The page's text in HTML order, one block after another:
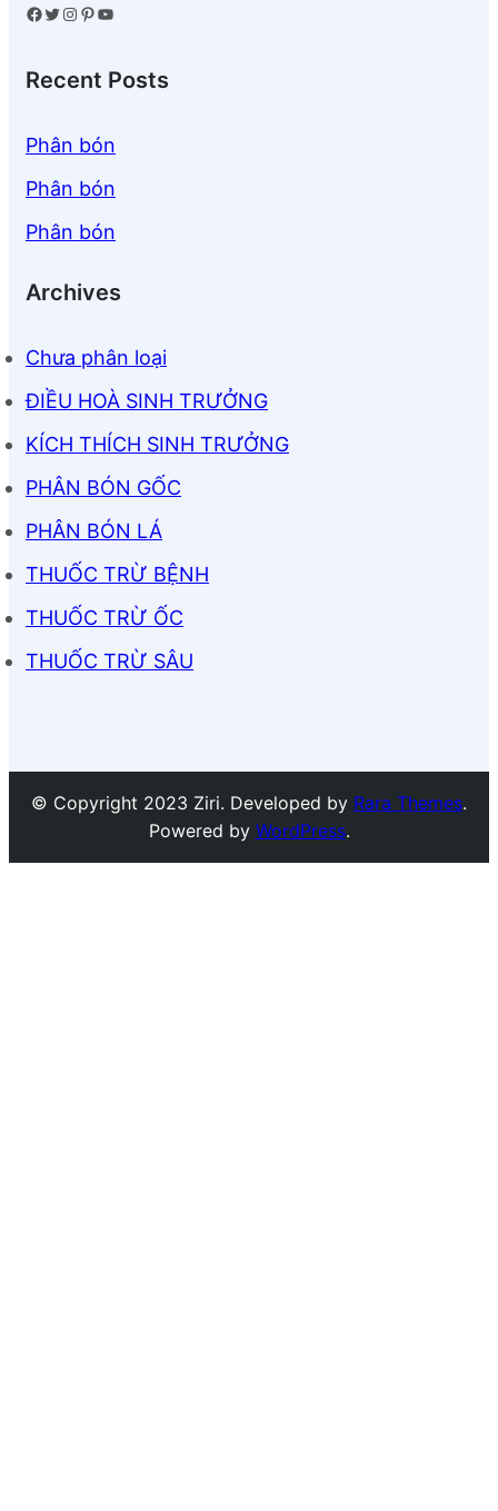
Facebook Twitter Instagram Pinterest YouTube
Recent Posts
Phân bón
Phân bón
Phân bón
Archives
Chưa phân loại
ĐIỀU HOÀ SINH TRƯỞNG
KÍCH THÍCH SINH TRƯỞNG
PHÂN BÓN GỐC
PHÂN BÓN LÁ
THUỐC TRỪ BỆNH
THUỐC TRỪ ỐC
THUỐC TRỪ SÂU
© Copyright 2023 Ziri. Developed by Rara Themes.
Powered by WordPress.